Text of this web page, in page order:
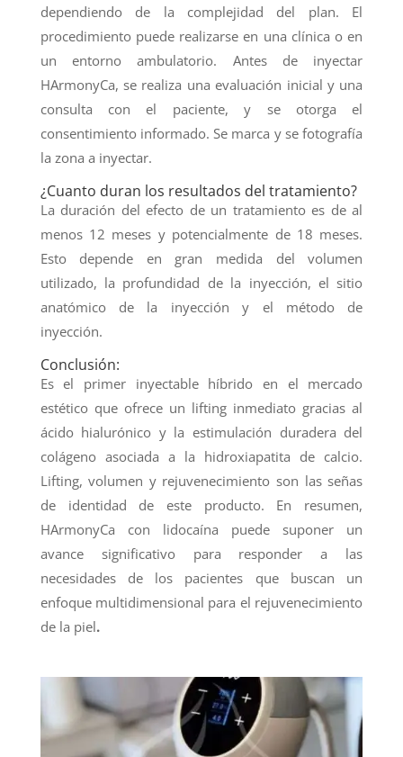
dependiendo de la complejidad del plan. El
procedimiento puede realizarse en una clínica o en
un entorno ambulatorio. Antes de inyectar
HArmonyCa, se realiza una evaluación inicial y una
consulta con el paciente, y se otorga el
consentimiento informado. Se marca y se fotografía
la zona a inyectar.
¿Cuanto duran los resultados del tratamiento?
La duración del efecto de un tratamiento es de al
menos 12 meses y potencialmente de 18 meses.
Esto depende en gran medida del volumen
utilizado, la profundidad de la inyección, el sitio
anatómico de la inyección y el método de
inyección.
Conclusión:
Es el primer inyectable híbrido en el mercado
estético que ofrece un lifting inmediato gracias al
ácido hialurónico y la estimulación duradera del
colágeno asociada a la hidroxiapatita de calcio.
Lifting, volumen y rejuvenecimiento son las señas
de identidad de este producto. En resumen,
HArmonyCa con lidocaína puede suponer un
avance significativo para responder a las
necesidades de los pacientes que buscan un
enfoque multidimensional para el rejuvenecimiento
de la piel.